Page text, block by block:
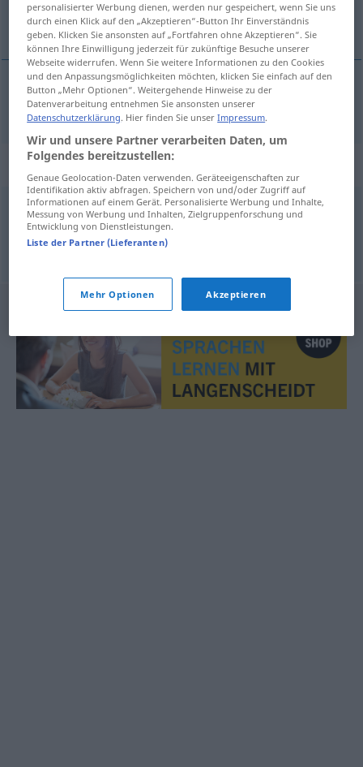
できるだけ
できるだけ[dekiru dake] möglichst
Synonyme für "möglichst"
besser (ugs.),lieber
personalisierter Werbung dienen, werden nur gespeichert, wenn Sie uns
durch einen Klick auf den „Akzeptieren“-Button Ihr Einverständnis
geben. Klicken Sie ansonsten auf „Fortfahren ohne Akzeptieren“. Sie
können Ihre Einwilligung jederzeit für zukünftige Besuche unserer
Webseite widerrufen. Wenn Sie weitere Informationen zu den Cookies
und den Anpassungsmöglichkeiten möchten, klicken Sie einfach auf den
Button „Mehr Optionen“. Weitergehende Hinweise zu der
Datenverarbeitung entnehmen Sie ansonsten unserer
Datenschutzerklärung. Hier finden Sie unserImpressum.
Wir und unsere Partner verarbeiten Daten, um
Folgendes bereitzustellen:
Genaue Geolocation-Daten verwenden. Geräteeigenschaften zur
Identifikation aktiv abfragen. Speichern von und/oder Zugriff auf
Informationen auf einem Gerät. Personalisierte Werbung und Inhalte,
Messung von Werbung und Inhalten, Zielgruppenforschung und
Entwicklung von Dienstleistungen.
Liste der Partner (Lieferanten)
Mehr Optionen Akzeptieren